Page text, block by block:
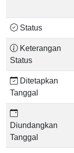
Status
Keterangan
Status
Ditetapkan
Tanggal
Diundangkan
Tanggal